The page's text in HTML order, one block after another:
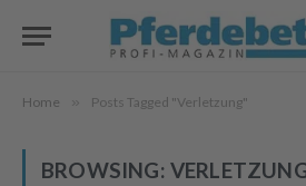
Home » Posts Tagged "Verletzung"
BROWSING: